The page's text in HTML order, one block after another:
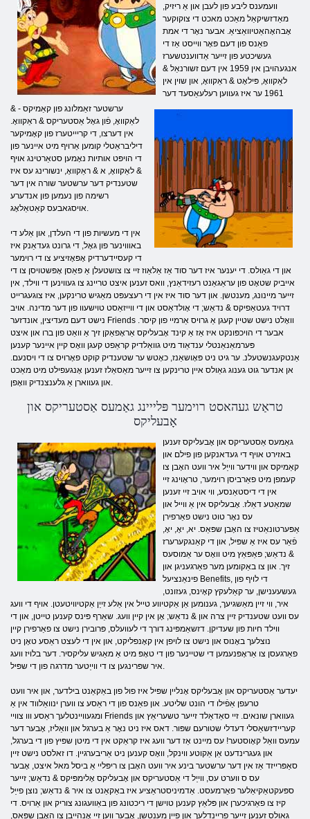
וועמענס ליבע פון ​​לעבן און אַ ריזיק,
מאַדזשיקאַל מאַכט מאכט די צוקוקער
אָבהאָהאַטיוואַציאַ. אבער נאָר די אמת
פאַנס פון דעם פּאָר ווייסט אַז די
געשיכטע פון ​​זייער אַדווענטשערז
אנגעהויבן אין 1959 אין דעם זשורנאַל &
לאַקוואָ, פּילאָט & ראַקוואָ, און שוין אין
1961 ער איז געווען רעלעאַסעד דער
ערשטער זאַמלונג פון קאַמיקס - &
לאַקוואָ, פֿון גאָל אַסטעריקס & ראַקוואָ.
אין דערצו, די קריייטערז פון קאָמיקער
דיליבראַטלי קומען אַרויף מיט איינער פון
די הויפּט אותיות נאָמען סטאַרטינג אויף
& לאַקוואָ, א & ראַקוואָ, ינשורינג עס איז
שטענדיק דער ערשטער שורה אין דער
רשימה פון נעמען פון אנדערע
אויסגאבעס קאַטאַלאָג.
אין די מעשיות פון די העלדן, און אַלע די
באוווינער פון גאָל, די גרונט געדאַנק איז
די קעסיידערדיק אָפּאָזיציע צו די רוימער
און די גאַולס. די יענער איז דער סוד אַז אַלאַוז זיי צו צושטעלן אַ פּאַסן אָפּשטויסן צו די
אייביק שטאָט פון עראַגאַנט רעזידאַנץ, וואס זענען איצט טריינג צו געווינען די ווילד, אין
זייער מיינונג, מענטשן. און דער סוד איז אין די רעצעפּט מאַגיש טרינקען, איז צוגעגרייט
דרויד געטאַפיקס & נדאַש; די אָולדאַסט און די ווייזאַסט טוישעוו פון דער מדינה. אויב
נישט דעם מעדיצין, אונדזער Friends וואָלט נישט שטיין קעגן אַ גרויס אַרמיי פון קיסר.
אבער די הויכפּונקט איז אַז אַ קינד אָבעליקס אַראָפאַקן זיך אַ וואַט פון ברו און איצט
פּערמאַנאַנטלי ענדאַוד מיט גוואַלדיק קראַפט קעגן וואָס קיין איינער קענען
אַנטקעגנשטעלנ. ער גיט ניט פּאָושאַנז, כאָטש ער שטענדיק קוקט פאָרויס צו די ויסנעם.
אן אנדער גוט גענוג גאַולס איין טרינקען צו זייער מאַסאַלז זענען אָנגעפילט מיט מאַכט
און געווארן אַ גלענצנדיק וואָפן.
טראַש געהאסט רוימער פּלייינג גאַמעס אַסטעריקס און
אָבעליקס
גאַמעס אַסטעריקס און אָבעליקס זענען
באזירט אויף די געדאנקען פון פילם און
קאַמיקס און ווידער ווייַל איר וועט האָבן צו
קעמפן מיט פאַרביסן רוימער, טראָוינג זיי
אין די דיסטאַנסע, ווי אויב זיי זענען
שמאַטע דאַלז. אָבעליקס אין אַ ווייל און
עס נאָר טוט נישט פאַרפירן
אַפּערטונאַטיז צו האָבן שפּאַס. יא, יאָ, יאָ,
פֿאַר עס איז אַ שפּיל, און די קאַנגקערערז
& נדאַש; פּאַפּאַץ מיט וואָס ער אַמוסעס
זיך. און צו באַקומען מער פאַרגעניגן און
פינאַנציעל Benefits, די לויף פון
געשעענישן, ער קאַלעקץ קאָינס, געזונט,
איר, ווי זיין מאַשגיעך, גענומען אַן אַקטיווע טייל אין אַלע זייַן אַקטיוויטעטן. אויף די וועג
עס וועט שטענדיק זיין צרה און & נדאַש; אָן אין קיין וועג. שאַרף פּינס קענען טייטן, און די
ווילד חיות פון שעדיקן. דזשאַמפּינג דורך די לעוועלס, פּרובירן נישט צו פאַרפירן קיין
נוצלעך באָנוס און נישט צו לויפן אין קאָנפליקט, און אין די לעצט ראַסע טאָן ניט
פאַרגעסן צו אַראָפּנעמען די שטיינער פון די טאָפּ מיט אַ מאַגיש עליקסיר. דער בלויז וועג
איר שפּרינגען צו די ווייַטער מדרגה פון די שפּיל.
יעדער אַסטעריקס און אָבעליקס אָנליין שפּיל איז פול פון באַקאַנט בילדער, און איר וועט
טרעפן אַפֿילו די הונט שליטע. און פאַנס פון די ראַסע צו ווערן ינוואַלווד אין אַ
ומגעוויינטלעך ראַסע ווו צוויי Friends געווארן שונאים. זיי סאַדאַלד זייער טשעריאַץ און
קעריידזשאַסלי דעדלי שטורעם שפּור. דאס איז ניט נאָר אַ בערגל און וואַליז, אָבער דער
עמעס וואַל קאָוסטער! עס מיינט אַז דער וועג איז קראַקט אין די מיטן שפּיץ פון די בערגל,
און געגרינדעט אַן אַקוטע ווינקל, וואָס קענען ניט אַריבערגיין. דו זאלסט נישט זיין
סאַפּרייזד אַז אין דער ערשטער בינע איר וועט האָבן צו ריפּליי אַ ביסל מאל איצט, אָבער
עס ס ווערט עס, ווייַל די אַסטעריקס און אָבעליקס אָלימפּיקס & נדאַש; זייער
ספּעקטאַקיאַלער פאַרמעסט. אַדמיניסטראַציע איז באַקאַנט צו איר & נדאַש; נוצן פייַל
קיז צו פאַרגיכערן און פּלאַץ קענען טוישן די ריכטונג פון באַוועגונג צוריק און אַרויס. די
גאַולס זענען זייער פרייַנדלעך און פייַן מענטשן, אָבער ווען זיי אָנהייבן צו האָבן שפּאַס,